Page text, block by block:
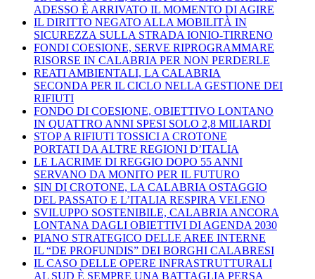
ADESSO È ARRIVATO IL MOMENTO DI AGIRE
IL DIRITTO NEGATO ALLA MOBILITÀ IN
SICUREZZA SULLA STRADA IONIO-TIRRENO
FONDI COESIONE, SERVE RIPROGRAMMARE
RISORSE IN CALABRIA PER NON PERDERLE
REATI AMBIENTALI, LA CALABRIA
SECONDA PER IL CICLO NELLA GESTIONE DEI
RIFIUTI
FONDO DI COESIONE, OBIETTIVO LONTANO
IN QUATTRO ANNI SPESI SOLO 2,8 MILIARDI
STOP A RIFIUTI TOSSICI A CROTONE
PORTATI DA ALTRE REGIONI D’ITALIA
LE LACRIME DI REGGIO DOPO 55 ANNI
SERVANO DA MONITO PER IL FUTURO
SIN DI CROTONE, LA CALABRIA OSTAGGIO
DEL PASSATO E L’ITALIA RESPIRA VELENO
SVILUPPO SOSTENIBILE, CALABRIA ANCORA
LONTANA DAGLI OBIETTIVI DI AGENDA 2030
PIANO STRATEGICO DELLE AREE INTERNE
IL “DE PROFUNDIS” DEI BORGHI CALABRESI
IL CASO DELLE OPERE INFRASTRUTTURALI
AL SUD È SEMPRE UNA BATTAGLIA PERSA